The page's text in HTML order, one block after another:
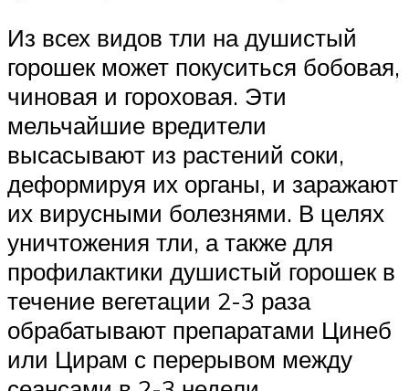
Из всех видов тли на душистый
горошек может покуситься бобовая,
чиновая и гороховая. Эти
мельчайшие вредители
высасывают из растений соки,
деформируя их органы, и заражают
их вирусными болезнями. В целях
уничтожения тли, а также для
профилактики душистый горошек в
течение вегетации 2-3 раза
обрабатывают препаратами Цинеб
или Цирам с перерывом между